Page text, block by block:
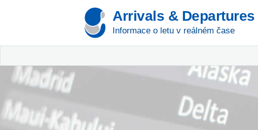
Arrivals & Departures
Informace o letu v reálném čase